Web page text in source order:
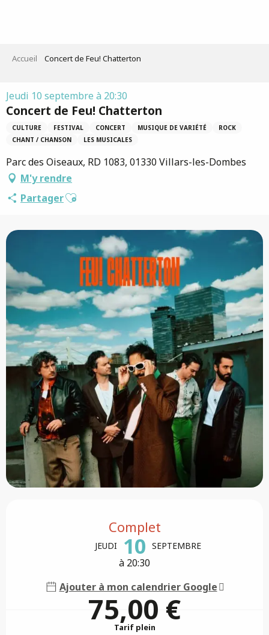
Accueil Concert de Feu! Chatterton
Jeudi 10 septembre à 20:30
Concert de Feu! Chatterton
CULTURE FESTIVAL CONCERT MUSIQUE DE VARIÉTÉ
ROCK
CHANT / CHANSON
LES MUSICALES
Parc des Oiseaux, RD 1083, 01330 Villars-les-Dombes
M'y rendre
PartagerAjouter aux favoris
Complet
JEUDI 10 SEPTEMBRE
à 20:30
Ajouter à mon calendrier Google
75,00 €
Tarif plein